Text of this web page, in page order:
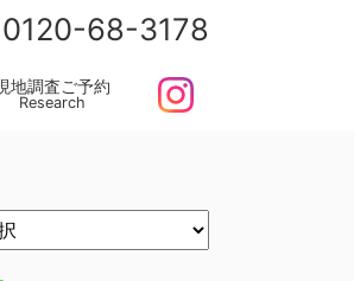
0120-68-3178
地調査ご予約
Research